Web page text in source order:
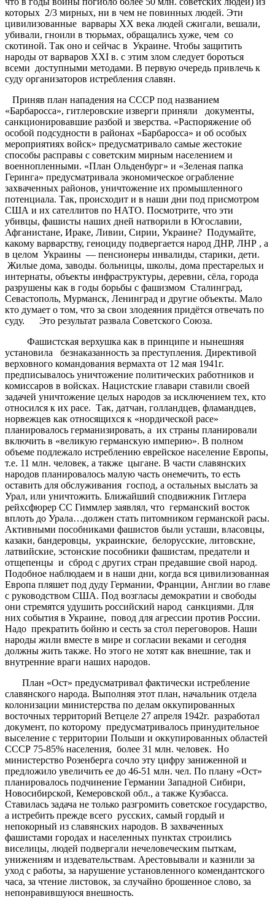
которых 2/3 мирных, ни в чем не повинных людей. Эти
цивилизованные варвары ХХ века людей сжигали, вешали,
убивали, гноили в тюрьмах, обращались хуже, чем со
скотиной. Так оно и сейчас в Украине. Чтобы защитить
народы от варваров ХХI в. с этим злом следует бороться
всеми доступными методами. В первую очередь привлечь к
суду организаторов истребления славян.
Приняв план нападения на СССР под названием
«Барбаросса», гитлеровские изверги приняли документы,
санкционировавшие разбой и зверства. «Распоряжение об
особой подсудности в районах «Барбаросса» и об особых
мероприятиях войск» предусматривало самые жестокие
способы расправы с советским мирным населением и
военнопленными. «План Ольденбург» и «Зеленая папка
Геринга» предусматривала экономическое ограбление
захваченных районов, уничтожение их промышленного
потенциала. Так, происходит и в наши дни под присмотром
США и их сателлитов по НАТО. Посмотрите, что эти
убивцы, фашисты наших дней натворили в Югославии,
Афганистане, Ираке, Ливии, Сирии, Украине? Подумайте,
какому варварству, геноциду подвергается народ ДНР, ЛНР , а
в целом Украины — пенсионеры инвалиды, старики, дети.
Жилые дома, заводы. больницы, школы, дома престарелых и
интернаты, объекты инфраструктуры, деревни, сёла, города
разрушены как в годы борьбы с фашизмом Сталинград,
Севастополь, Мурманск, Ленинград и другие объекты. Мало
кто думает о том, что за свои злодеяния придётся отвечать по
суду. Это результат развала Советского Союза.
Фашистская верхушка как в принципе и нынешняя
установила безнаказанность за преступления. Директивой
верховного командования вермахта от 12 мая 1941г.
предписывалось уничтожение политических работников и
комиссаров в войсках. Нацистские главари ставили своей
задачей уничтожение целых народов за исключением тех, кто
относился к их расе. Так, датчан, голландцев, фламандцев,
норвежцев как относящихся к «нордической расе»
планировалось германизировать, а их страны планировали
включить в «великую германскую империю». В полном
объеме подлежало истреблению еврейское население Европы,
т.е. 11 млн. человек, а также цыгане. В части славянских
народов планировалось малую часть онемечить, то есть
оставить для обслуживания господ, а остальных выслать за
Урал, или уничтожить. Ближайший сподвижник Гитлера
рейхсфюрер СС Гиммлер заявлял, что германский восток
вплоть до Урала…должен стать питомником германской расы.
Активными пособниками фашистов были усташи, власовцы,
казаки, бандеровцы, украинские, белорусские, литовские,
латвийские, эстонские пособники фашистам, предатели и
отщепенцы и сброд с других стран предавшие свой народ.
Подобное наблюдаем и в наши дни, когда вся цивилизованная
Европа пляшет под дуду Германии, Франции, Англии во главе
с руководством США. Под возгласы демократии и свободы
они стремятся удушить российский народ санкциями. Для
них события в Украине, повод для агрессии против России.
Надо прекратить бойню и сесть за стол переговоров. Наши
народы жили вместе в мире и согласии веками и сегодня
должны жить также. Но этого не хотят как внешние, так и
внутренние враги наших народов.
План «Ост» предусматривал фактически истребление
славянского народа. Выполняя этот план, начальник отдела
колонизации министерства по делам оккупированных
восточных территорий Ветцеле 27 апреля 1942г. разработал
документ, по которому предусматривалось принудительное
выселение с территории Польши и оккупированных областей
СССР 75-85% населения, более 31 млн. человек. Но
министерство Розенберга сочло эту цифру заниженной и
предложило увеличить ее до 46-51 млн. чел. По плану «Ост»
планировалось подчинение Германии Западной Сибири,
Новосибирской, Кемеровской обл., а также Кузбасса.
Ставилась задача не только разгромить советское государство,
а истребить прежде всего русских, самый гордый и
непокорный из славянских народов. В захваченных
фашистами городах и населенных пунктах строились
виселицы, людей подвергали нечеловеческим пыткам,
унижениям и издевательствам. Арестовывали и казнили за
уход с работы, за нарушение установленного комендантского
часа, за чтение листовок, за случайно брошенное слово, за
непонравившуюся внешность.